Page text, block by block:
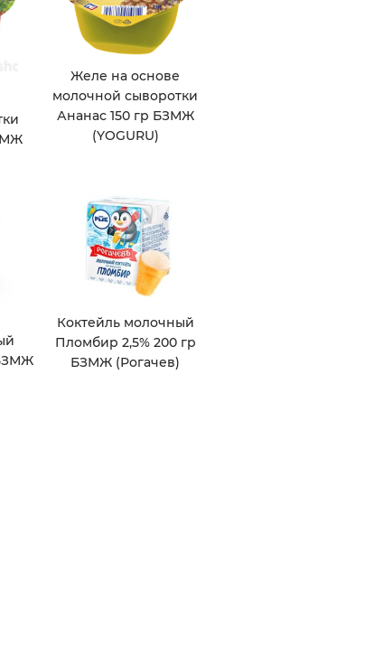
Желе на основе
молочной сыворотки
Ананас 150 гр БЗМЖ
(YOGURU)
Коктейль молочный
Пломбир 2,5% 200 гр
БЗМЖ (Рогачев)